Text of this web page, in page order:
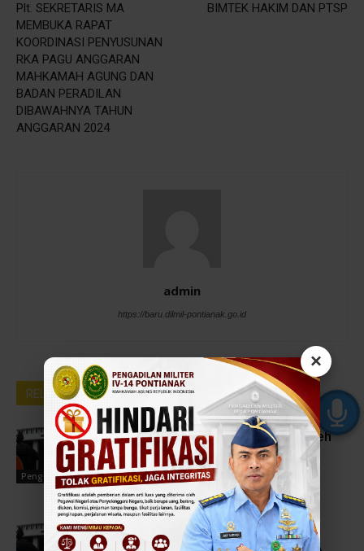
×
Plt. SEKRETARIS MA
MEMBUKA RAPAT
KOORDINASI PENYUSUNAN
RKA PAGU ANGGARAN
MAHKAMAH AGUNG DAN
BADAN PERADILAN
DIBAWAHNYA TAHUN
ANGGARAN 2024
BIMTEK HAKIM DAN PTSP
admin
https://baru.dilmil-pontianak.go.id
RELATED ARTICLES MORE FROM AUTHOR
Pengumuman
Usulan Unit Kerja Untuk Memperoleh
Predikat WBK dan WBBM di
Lingkungan Peradilan Militer dan
Peradilan Tata Usaha Negara
PENGUMUMAN 3 BESAR HASIL